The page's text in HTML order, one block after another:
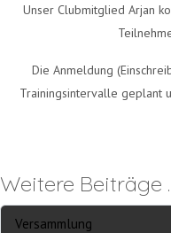
Unser Clubmitglied Arjan
Die Anmeldung
Trainingsintervalle geplant
Weitere Beiträge
Versammlung